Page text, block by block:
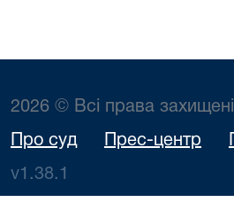
2026 © Всі права захищені
Про суд Прес-центр
v1.38.1